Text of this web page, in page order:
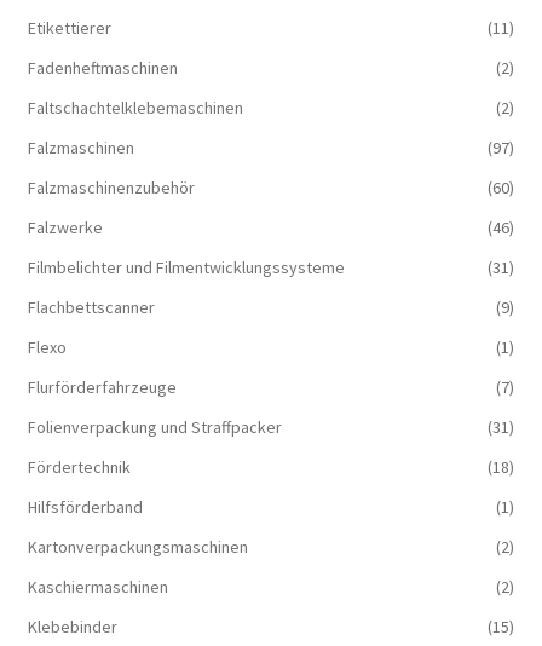
Etikettierer
(11)
Fadenheftmaschinen
(2)
Faltschachtelklebemaschinen
(2)
Falzmaschinen
(97)
Falzmaschinenzubehör
(60)
Falzwerke
(46)
Filmbelichter und Filmentwicklungssysteme
(31)
Flachbettscanner
(9)
Flexo
(1)
Flurförderfahrzeuge
(7)
Folienverpackung und Straffpacker
(31)
Fördertechnik
(18)
Hilfsförderband
(1)
Kartonverpackungsmaschinen
(2)
Kaschiermaschinen
(2)
Klebebinder
(15)